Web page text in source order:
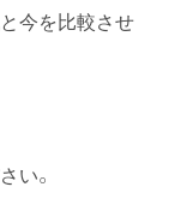
今を比較させ
い。